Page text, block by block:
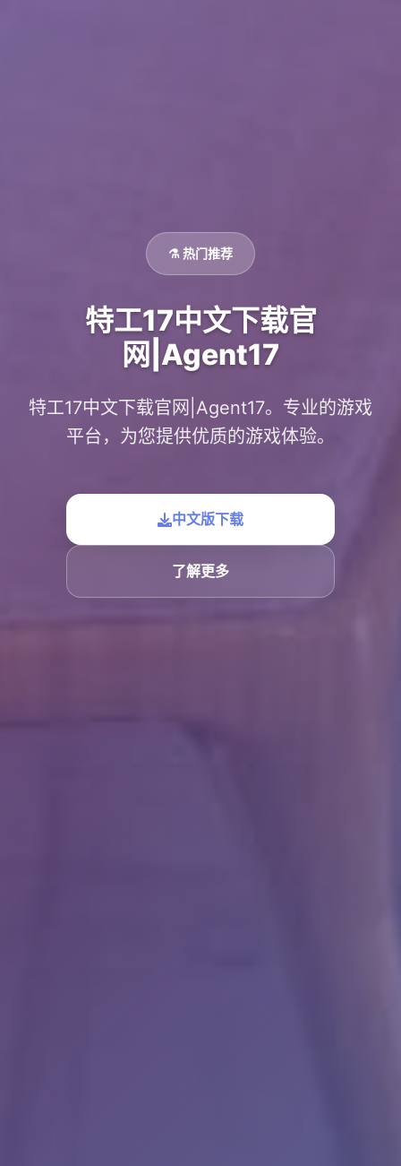
⚗️ 热门推荐
特工17中文下载官
网|Agent17
特工17中文下载官网|Agent17。专业的游戏
平台，为您提供优质的游戏体验。
中文版下载
了解更多